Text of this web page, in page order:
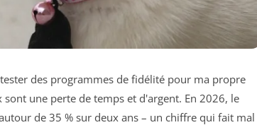
des programmes de fidélité pour ma propre
une perte de temps et d'argent. En 2026, le
de 35 % sur deux ans – un chiffre qui fait mal